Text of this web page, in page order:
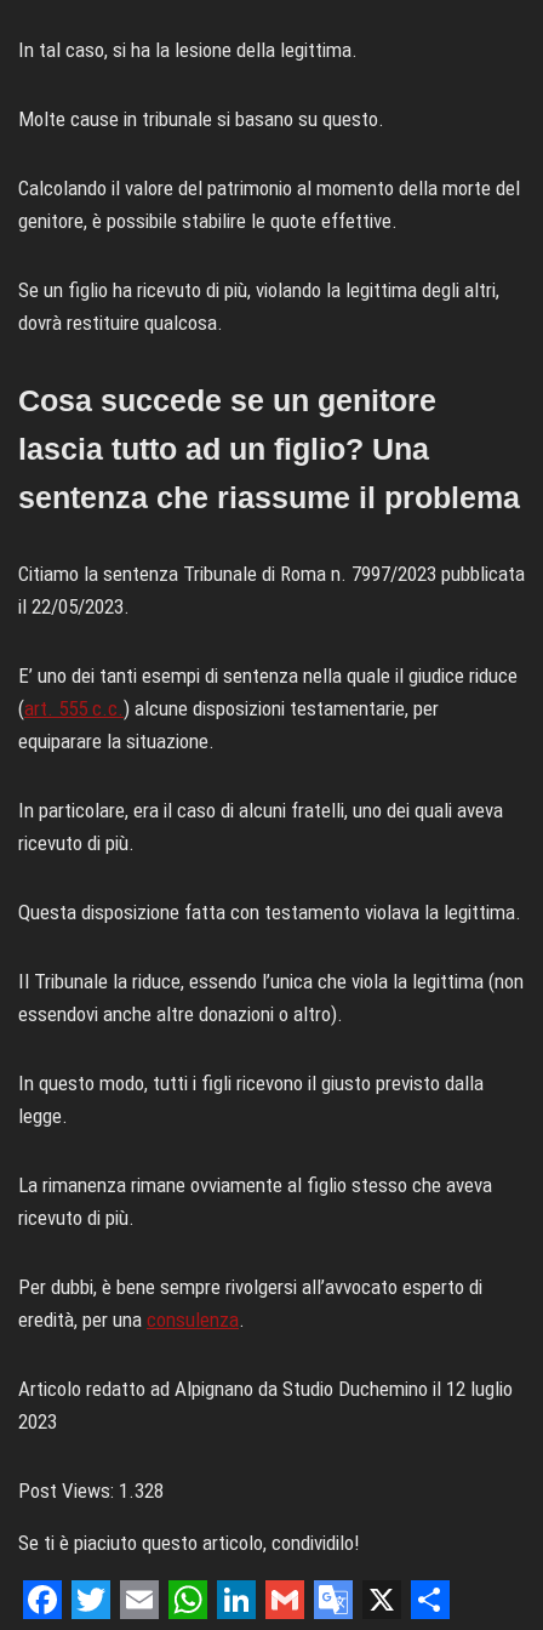
In tal caso, si ha la lesione della legittima.
Molte cause in tribunale si basano su questo.
Calcolando il valore del patrimonio al momento della morte del
genitore, è possibile stabilire le quote effettive.
Se un figlio ha ricevuto di più, violando la legittima degli altri,
dovrà restituire qualcosa.
Cosa succede se un genitore
lascia tutto ad un figlio? Una
sentenza che riassume il problema
Citiamo la sentenza Tribunale di Roma n. 7997/2023 pubblicata
il 22/05/2023.
E’ uno dei tanti esempi di sentenza nella quale il giudice riduce
(art. 555 c.c. ) alcune disposizioni testamentarie, per
equiparare la situazione.
In particolare, era il caso di alcuni fratelli, uno dei quali aveva
ricevuto di più.
Questa disposizione fatta con testamento violava la legittima.
Il Tribunale la riduce, essendo l’unica che viola la legittima (non
essendovi anche altre donazioni o altro).
In questo modo, tutti i figli ricevono il giusto previsto dalla
legge.
La rimanenza rimane ovviamente al figlio stesso che aveva
ricevuto di più.
Per dubbi, è bene sempre rivolgersi all’avvocato esperto di
eredità, per una consulenza.
Articolo redatto ad Alpignano da Studio Duchemino il 12 luglio
2023
Post Views: 1.328
Se ti è piaciuto questo articolo, condividilo!